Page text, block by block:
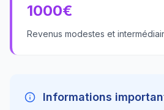
1000€
Revenus modestes et
Informations